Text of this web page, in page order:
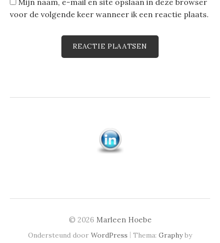
voor de volgende keer wanneer ik een reactie plaats.
© 2026 Marleen Hoebe
Ondersteund door WordPress | Thema: Graphyby